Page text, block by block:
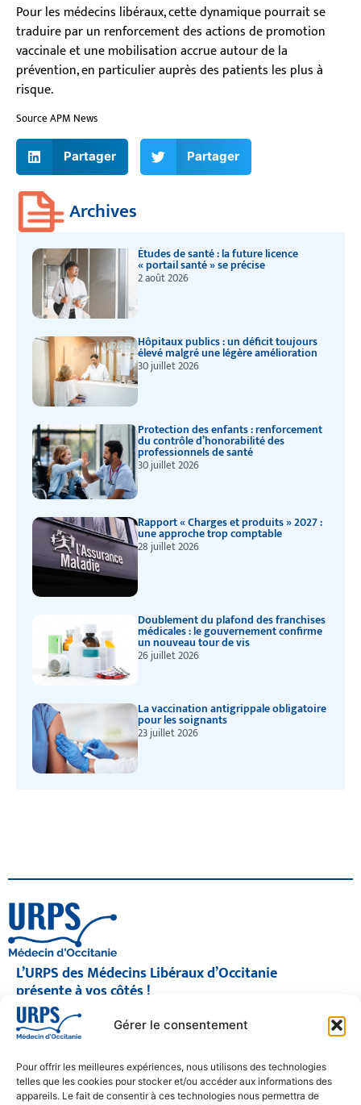
Gérer le consentement
Pour offrir les meilleures expériences, nous utilisons des technologies
telles que les cookies pour stocker et/ou accéder aux informations des
appareils. Le fait de consentir à ces technologies nous permettra de
Pour les médecins libéraux, cette dynamique pourrait se
traduire par un renforcement des actions de promotion
vaccinale et une mobilisation accrue autour de la
prévention, en particulier auprès des patients les plus à
risque.
Source APM News
Partager Partager
Archives
Études de santé : la future licence
« portail santé » se précise
2 août 2026
Hôpitaux publics : un déficit toujours
élevé malgré une légère amélioration
30 juillet 2026
Protection des enfants : renforcement
du contrôle d’honorabilité des
professionnels de santé
30 juillet 2026
Rapport « Charges et produits » 2027 :
une approche trop comptable
28 juillet 2026
Doublement du plafond des franchises
médicales : le gouvernement confirme
un nouveau tour de vis
26 juillet 2026
La vaccination antigrippale obligatoire
pour les soignants
23 juillet 2026
L’URPS des Médecins Libéraux d’Occitanie
présente à vos côtés !
© 2026 URPS médecin d'Occitanie
Siège social : 1300 Avenue Albert Einstein, 34000 Montpellier
05 61 15 80 90
Accueil : Lundi au Vendredi | 08h30 – 17h30